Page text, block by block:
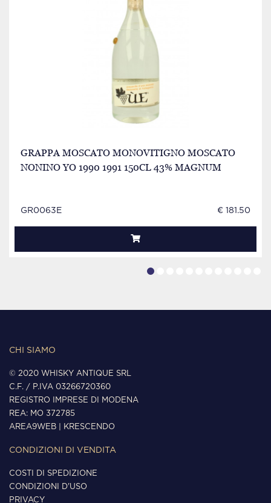
GRAPPA MOSCATO MONOVITIGNO MOSCATO
NONINO YO 1990 1991 150CL 43% MAGNUM
GR0063E € 181.50
CHI SIAMO
© 2020 WHISKY ANTIQUE SRL
C.F. / P.IVA 03266720360
REGISTRO IMPRESE DI MODENA
REA: MO 372785
AREA9WEB
KRESCENDO
CONDIZIONI DI VENDITA
COSTI DI SPEDIZIONE
CONDIZIONI D'USO
PRIVACY